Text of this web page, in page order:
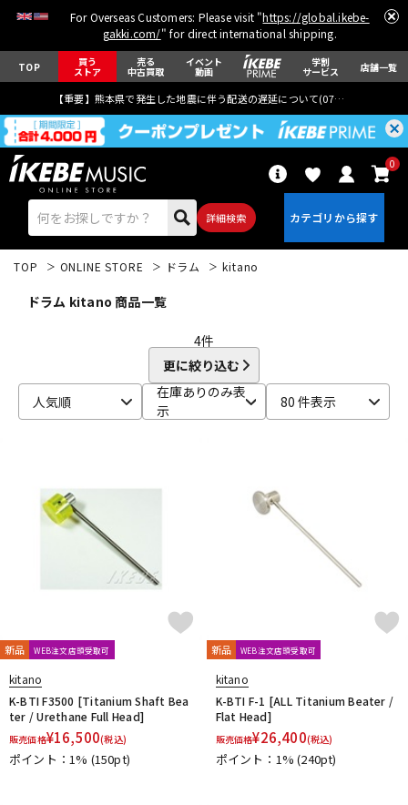
For Overseas Customers: Please visit "https://global.ikebe-
gakki.com/" for direct international shipping.
TOP 買う
ストア
売る
中古買取
イベント
動画
学割
サービス 店舗一覧
【重要】熊本県で発生した地震に伴う配送の遅延について(07月29日
詳細検索
0
ドラム パーカッション
キーボード
アンプ エフェクター
DJ機器 DTM
TOP ONLINE STORE ドラム kitano
ドラム kitano 商品一覧
4件
更に絞り込む
人気順
在庫ありのみ表
示
80 件表示
新品 WEB注文店頭受取可
kitano
K-BTI F3500 [Titanium Shaft Bea
ter / Urethane Full Head]
販売価格¥16,500(税込)
ポイント：1% (150pt)
新品 WEB注文店頭受取可
kitano
K-BTI F-1 [ALL Titanium Beater /
Flat Head]
販売価格¥26,400(税込)
ポイント：1%(240pt)